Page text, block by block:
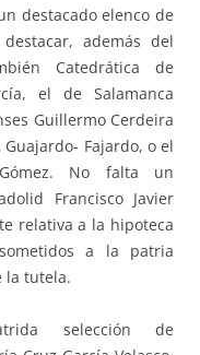
destacado elenco de
además del
Catedrática de
el de Salamanca
Guillermo Cerdeira
Fajardo, o el
No falta un
Francisco Javier
relativa a la hipoteca
a la patria
la tutela.
selección de